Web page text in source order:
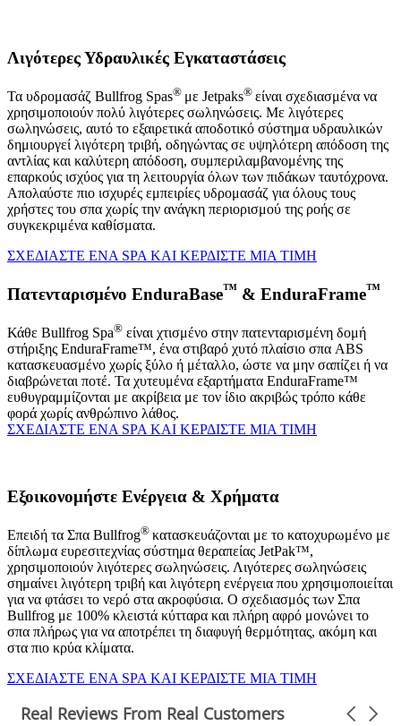
Λιγότερες Υδραυλικές Εγκαταστάσεις
Τα υδρομασάζ Bullfrog Spas® με Jetpaks® είναι σχεδιασμένα να
χρησιμοποιούν πολύ λιγότερες σωληνώσεις. Με λιγότερες
σωληνώσεις, αυτό το εξαιρετικά αποδοτικό σύστημα υδραυλικών
δημιουργεί λιγότερη τριβή, οδηγώντας σε υψηλότερη απόδοση της
αντλίας και καλύτερη απόδοση, συμπεριλαμβανομένης της
επαρκούς ισχύος για τη λειτουργία όλων των πιδάκων ταυτόχρονα.
Απολαύστε πιο ισχυρές εμπειρίες υδρομασάζ για όλους τους
χρήστες του σπα χωρίς την ανάγκη περιορισμού της ροής σε
συγκεκριμένα καθίσματα.
ΣΧΕΔΙΑΣΤΕ ΕΝΑ SPA ΚΑΙ ΚΕΡΔΙΣΤΕ ΜΙΑ ΤΙΜΗ
Πατενταρισμένο EnduraBase™ & EnduraFrame™
Κάθε Bullfrog Spa® είναι χτισμένο στην πατενταρισμένη δομή
στήριξης EnduraFrame™, ένα στιβαρό χυτό πλαίσιο σπα ABS
κατασκευασμένο χωρίς ξύλο ή μέταλλο, ώστε να μην σαπίζει ή να
διαβρώνεται ποτέ. Τα χυτευμένα εξαρτήματα EnduraFrame™
ευθυγραμμίζονται με ακρίβεια με τον ίδιο ακριβώς τρόπο κάθε
φορά χωρίς ανθρώπινο λάθος.
ΣΧΕΔΙΑΣΤΕ ΕΝΑ SPA ΚΑΙ ΚΕΡΔΙΣΤΕ ΜΙΑ ΤΙΜΗ
Εξοικονομήστε Ενέργεια & Χρήματα
Επειδή τα Σπα Bullfrog® κατασκευάζονται με το κατοχυρωμένο με
δίπλωμα ευρεσιτεχνίας σύστημα θεραπείας JetPak™,
χρησιμοποιούν λιγότερες σωληνώσεις. Λιγότερες σωληνώσεις
σημαίνει λιγότερη τριβή και λιγότερη ενέργεια που χρησιμοποιείται
για να φτάσει το νερό στα ακροφύσια. Ο σχεδιασμός των Σπα
Bullfrog με 100% κλειστά κύτταρα και πλήρη αφρό μονώνει το
σπα πλήρως για να αποτρέπει τη διαφυγή θερμότητας, ακόμη και
στα πιο κρύα κλίματα.
ΣΧΕΔΙΑΣΤΕ ΕΝΑ SPA ΚΑΙ ΚΕΡΔΙΣΤΕ ΜΙΑ ΤΙΜΗ
Real Reviews From Real Customers
Carousel